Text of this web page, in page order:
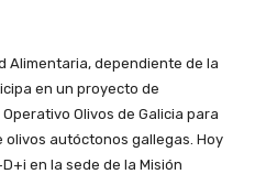
Alimentaria, dependiente de la
en un proyecto de
Olivos de Galicia para
autóctonos gallegas. Hoy
en la sede de la Misión